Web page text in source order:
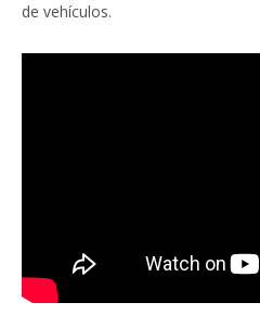
de vehículos.